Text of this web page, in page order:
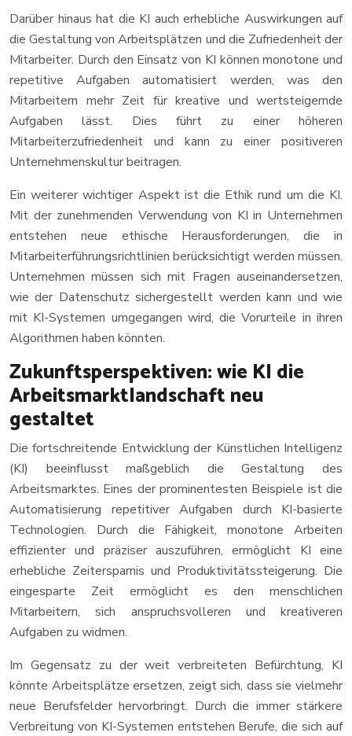
Darüber hinaus hat die KI auch erhebliche Auswirkungen auf
die Gestaltung von Arbeitsplätzen und die Zufriedenheit der
Mitarbeiter. Durch den Einsatz von KI können monotone und
repetitive Aufgaben automatisiert werden, was den
Mitarbeitern mehr Zeit für kreative und wertsteigernde
Aufgaben lässt. Dies führt zu einer höheren
Mitarbeiterzufriedenheit und kann zu einer positiveren
Unternehmenskultur beitragen.
Ein weiterer wichtiger Aspekt ist die Ethik rund um die KI.
Mit der zunehmenden Verwendung von KI in Unternehmen
entstehen neue ethische Herausforderungen, die in
Mitarbeiterführungsrichtlinien berücksichtigt werden müssen.
Unternehmen müssen sich mit Fragen auseinandersetzen,
wie der Datenschutz sichergestellt werden kann und wie
mit KI-Systemen umgegangen wird, die Vorurteile in ihren
Algorithmen haben könnten.
Zukunftsperspektiven: wie KI die
Arbeitsmarktlandschaft neu
gestaltet
Die fortschreitende Entwicklung der Künstlichen Intelligenz
(KI) beeinflusst maßgeblich die Gestaltung des
Arbeitsmarktes. Eines der prominentesten Beispiele ist die
Automatisierung repetitiver Aufgaben durch KI-basierte
Technologien. Durch die Fähigkeit, monotone Arbeiten
effizienter und präziser auszuführen, ermöglicht KI eine
erhebliche Zeitersparnis und Produktivitätssteigerung. Die
eingesparte Zeit ermöglicht es den menschlichen
Mitarbeitern, sich anspruchsvolleren und kreativeren
Aufgaben zu widmen.
Im Gegensatz zu der weit verbreiteten Befürchtung, KI
könnte Arbeitsplätze ersetzen, zeigt sich, dass sie vielmehr
neue Berufsfelder hervorbringt. Durch die immer stärkere
Verbreitung von KI-Systemen entstehen Berufe, die sich auf